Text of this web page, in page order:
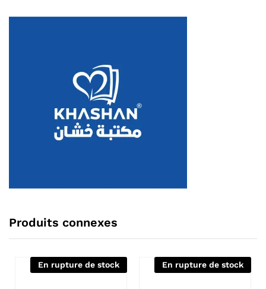
Produits connexes
En rupture de stock En rupture de stock